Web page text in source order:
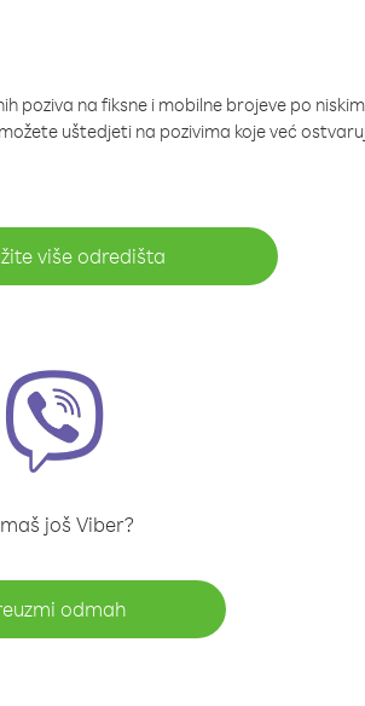
na fiksne i mobilne brojeve po
uštedjeti na pozivima koje već
više odredišta
još Viber?
odmah